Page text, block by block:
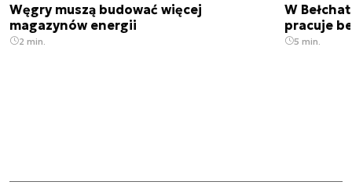
Węgry muszą budować więcej
magazynów energii
2 min.
W
pracuje
5 min.